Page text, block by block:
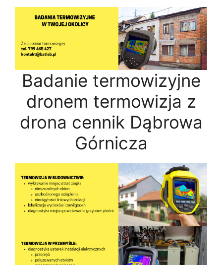
Badanie termowizyjne
dronem termowizja z
drona cennik Dąbrowa
Górnicza